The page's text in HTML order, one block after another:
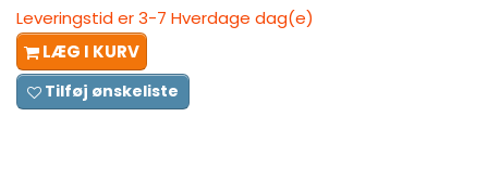
Leveringstid er 3-7 Hverdage dag(e)
LÆG I KURV
Tilføj ønskeliste